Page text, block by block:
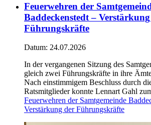
Feuerwehren der
Baddeckenstedt –
Führungskräfte
Datum: 24.07.2026
In der vergangenen Sitzung des
gleich zwei Führungskräfte in ihre
Nach einstimmigem Beschluss durch
Ratsmitglieder konnte Lennart Gahl
Feuerwehren der Samtgemeinde
Verstärkung der Führungskräfte